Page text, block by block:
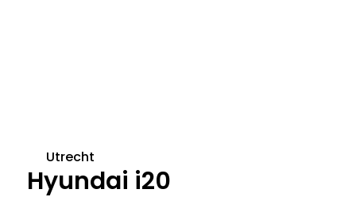
Hyundai i20
Utrecht